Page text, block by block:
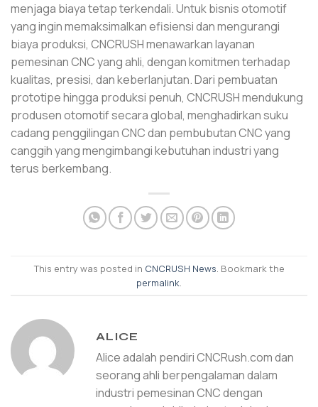
menjaga biaya tetap terkendali. Untuk bisnis otomotif
yang ingin memaksimalkan efisiensi dan mengurangi
biaya produksi, CNCRUSH menawarkan layanan
pemesinan CNC yang ahli, dengan komitmen terhadap
kualitas, presisi, dan keberlanjutan. Dari pembuatan
prototipe hingga produksi penuh, CNCRUSH mendukung
produsen otomotif secara global, menghadirkan suku
cadang penggilingan CNC dan pembubutan CNC yang
canggih yang mengimbangi kebutuhan industri yang
terus berkembang.
This entry was posted in CNCRUSH News. Bookmark the
permalink.
ALICE
Alice adalah pendiri CNCRush.com dan
seorang ahli berpengalaman dalam
industri pemesinan CNC dengan